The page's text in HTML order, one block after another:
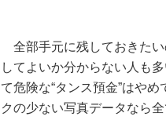
全部手元に残しておきた
してよいか分からない人も
て危険な“タンス預金”はや
クの少ない写真データなら